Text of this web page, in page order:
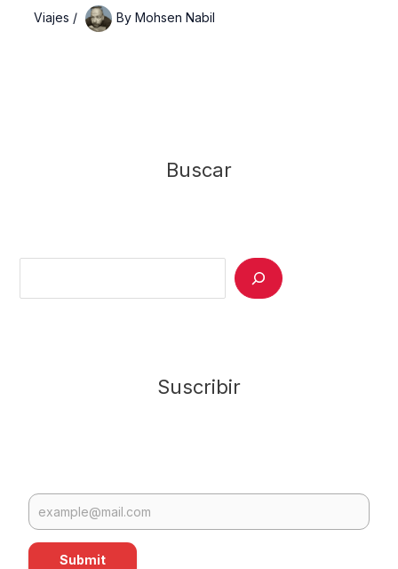
Viajes / By Mohsen Nabil
Buscar
Suscribir
Submit